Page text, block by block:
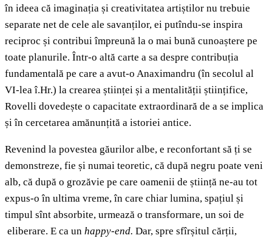
în ideea că imaginația și creativitatea artiștilor nu trebuie
separate net de cele ale savanților, ei putîndu-se inspira
reciproc și contribui împreună la o mai bună cunoaștere pe
toate planurile. Într-o altă carte a sa despre contribuția
fundamentală pe care a avut-o Anaximandru (în secolul al
VI-lea î.Hr.) la crearea științei și a mentalității științifice,
Rovelli dovedește o capacitate extraordinară de a se implica
și în cercetarea amănunțită a istoriei antice.
Revenind la povestea găurilor albe, e reconfortant să ți se
demonstreze, fie și numai teoretic, că după negru poate veni
alb, că după o grozăvie pe care oamenii de știință ne-au tot
expus-o în ultima vreme, în care chiar lumina, spațiul și
timpul sînt absorbite, urmează o transformare, un soi de
eliberare. E ca un happy-end. Dar, spre sfîrșitul cărții,